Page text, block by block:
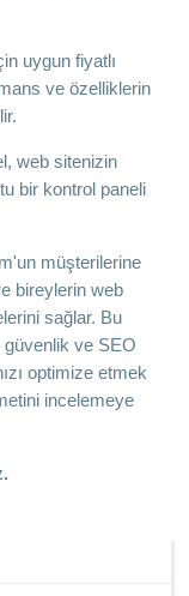
uygun fiyatlı
ve özelliklerin
web sitenizin
bir kontrol paneli
müşterilerine
bireylerin web
sağlar. Bu
ve SEO
optimize etmek
incelemeye